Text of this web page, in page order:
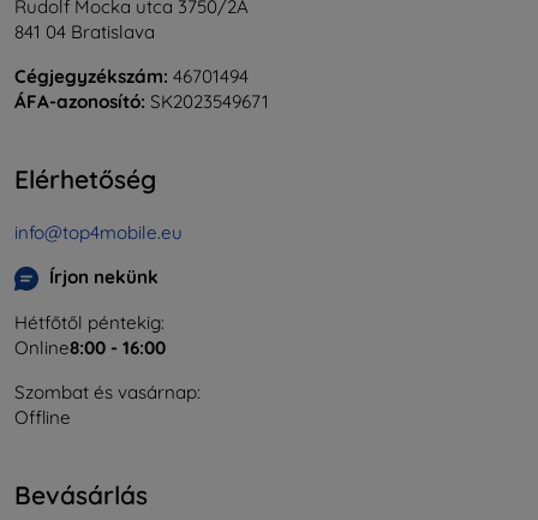
Rudolf Mocka utca 3750/2A
841 04 Bratislava
Cégjegyzékszám: 46701494
ÁFA-azonosító: SK2023549671
Elérhetőség
info@top4mobile.eu
Írjon nekünk
Hétfőtől péntekig:
Online8:00 - 16:00
Szombat és vasárnap:
Offline
Bevásárlás